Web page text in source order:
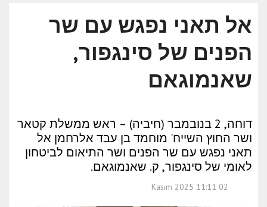
אל תאני נפגש עם שר
הפנים של סינגפור,
שאנמוגאם
דוחה, 2 בנובמבר (חיביה) – ראש ממשלת קטאר
ושר החוץ השייח' מוחמד בן עבד אלרחמן אל
תאני נפגש עם שר הפנים ושר התיאום לביטחון
לאומי של סינגפור, ק. שאנמוגאם.
02 Kasım 2025 11:11